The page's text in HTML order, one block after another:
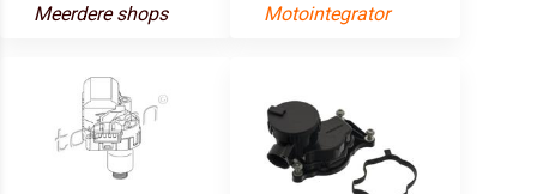
Meerdere shops
Motointegrator